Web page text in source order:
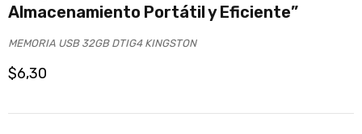
Almacenamiento Portátil y Eficiente”
MEMORIA USB 32GB DTIG4 KINGSTON
$6,30